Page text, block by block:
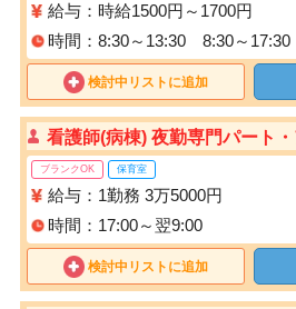
給与：時給1500円～1700円
時間：8:30～13:30 8:30～
検討中リストに追加
看護師(病棟) 夜勤専門パート
ブランクOK 保育室
給与：1勤務 3万5000円
時間：17:00～翌9:00
検討中リストに追加